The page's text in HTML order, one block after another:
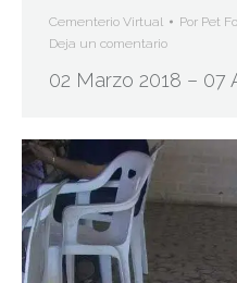
Cementerio Virtual Por Pet
Deja un comentario
02 Marzo 2018 – 07